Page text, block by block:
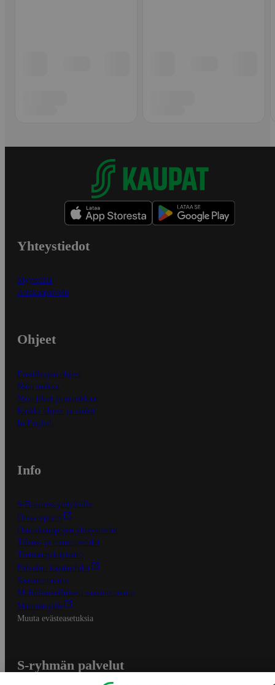
Yhteystiedot
Myymälät
Asiakaspalvelu
Ohjeet
Ensitilaajan ohjeet
Näin maksat
Näin tilaat ja muokkaat
Kaikki ohjeet ja vinkit
In English
Info
S-Business yrityksille
Oiva-raportit
Osuuskauppojen yhteystiedot
Tilaus- ja toimitusehdot
Tietosuojakäytäntö
Palvelun käyttöehdot
Saavutettavuus
Mobiilisovelluksen saavutettavuus
Mainostajalle
Muuta evästeasetuksia
S-ryhmän palvelut